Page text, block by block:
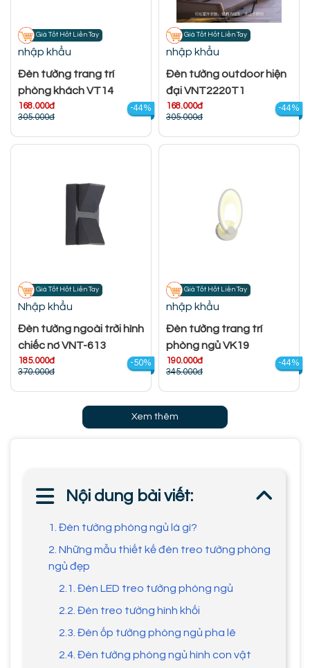
Giá Tốt Hốt Liền Tay
nhập khẩu
Đèn tường trang trí
phòng khách VT14
168.000đ
305.000đ
-44%
Giá Tốt Hốt Liền Tay
nhập khẩu
Đèn tường outdoor hiện
đại VNT2220T1
168.000đ
305.000đ
-44%
Giá Tốt Hốt Liền Tay
Nhập khẩu
Đèn tường ngoài trời hình
chiếc nơ VNT-613
185.000đ
370.000đ
-50%
Giá Tốt Hốt Liền Tay
nhập khẩu
Đèn tường trang trí
phòng ngủ VK19
190.000đ
345.000đ
-44%
Xem thêm
Nội dung bài viết:
1. Đèn tường phòng ngủ là gì?
2. Những mẫu thiết kế đèn treo tường phòng
ngủ đẹp
2.1. Đèn LED treo tường phòng ngủ
2.2. Đèn treo tường hình khối
2.3. Đèn ốp tường phòng ngủ pha lê
2.4. Đèn tường phòng ngủ hình con vật